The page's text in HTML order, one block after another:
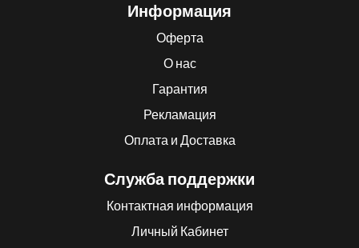
Информация
Оферта
О нас
Гарантия
Рекламация
Оплата и Доставка
Служба поддержки
Контактная информация
Личный Кабинет